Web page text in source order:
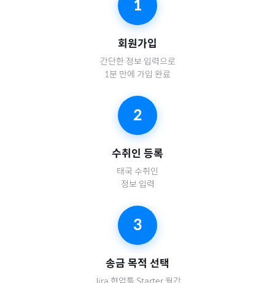
1
회원가입
간단한 정보 입력으로
1분 만에 가입 완료
2
수취인 등록
태국 수취인
정보 입력
3
송금 목적 선택